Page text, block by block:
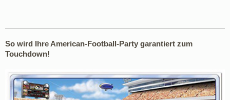
So wird Ihre American-Football-Party garantiert zum
Touchdown!